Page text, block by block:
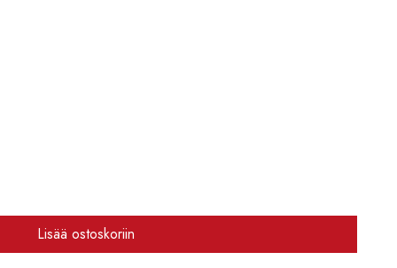
Lisää ostoskoriin